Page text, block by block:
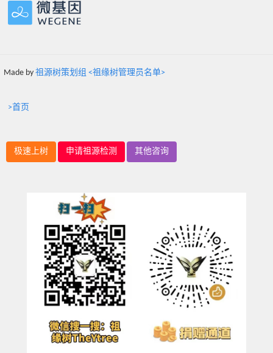
Made by 祖源树策划组 <祖缘树管理员名单>
>首页
极速上树 申请祖源检测 其他咨询